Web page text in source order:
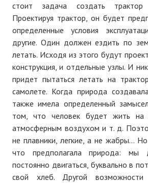
стоит задача создать
Проектируя трактор, он будет
определенные условия
другие. Один должен ездить по
летать. Исходя из этого будут
конструкция, и отдельные узлы. И
придет пытаться летать на
самолете. Когда природа
также имела определенный
том, что человек будет жить на
атмосферным воздухом и т. д.
не плавники, легкие, а не жабры...
что предполагала природа: мы
постоянно двигаться, буквально в
свой хлеб. Другой возможности